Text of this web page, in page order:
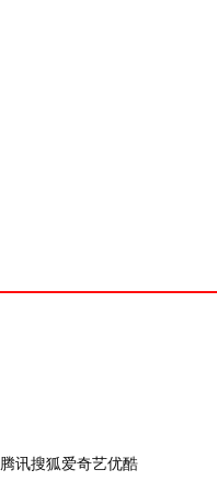
腾讯搜狐爱奇艺优酷